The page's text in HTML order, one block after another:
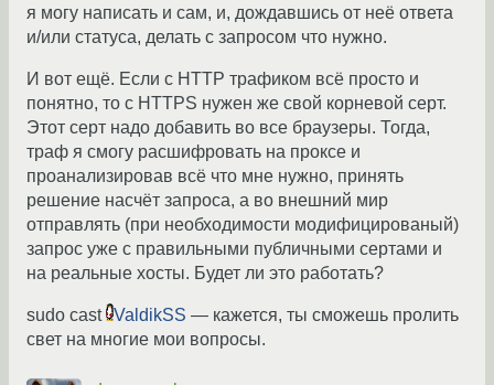
я могу написать и сам, и, дождавшись от неё ответа
и/или статуса, делать с запросом что нужно.
И вот ещё. Если с HTTP трафиком всё просто и
понятно, то с HTTPS нужен же свой корневой серт.
Этот серт надо добавить во все браузеры. Тогда,
траф я смогу расшифровать на проксе и
проанализировав всё что мне нужно, принять
решение насчёт запроса, а во внешний мир
отправлять (при необходимости модифицированый)
запрос уже с правильными публичными сертами и
на реальные хосты. Будет ли это работать?
sudo cast ValdikSS — кажется, ты сможешь пролить
свет на многие мои вопросы.